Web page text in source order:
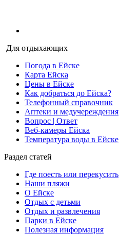
Для отдыхающих
Погода в Ейске
Карта Ейска
Цены в Ейске
Как добраться до Ейска?
Телефонный справочник
Аптеки и медучереждения
Вопрос | Ответ
Веб-камеры Ейска
Температура воды в Ейске
Раздел статей
Где поесть или перекусить
Наши пляжи
О Ейске
Отдых с детьми
Отдых и развлечения
Парки в Ейске
Полезная информация